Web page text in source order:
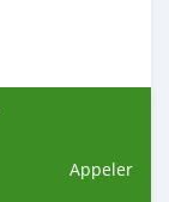
Appeler